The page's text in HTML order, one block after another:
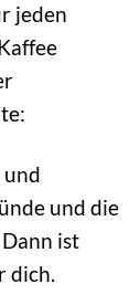
jeden
und
und die
ist
dich.